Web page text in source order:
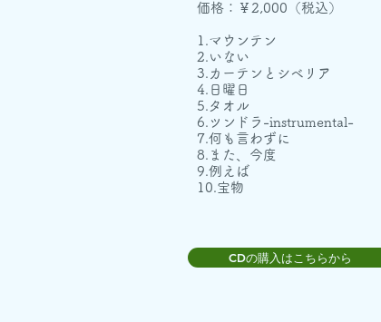
価格：￥2,000（税込）
1.マウンテン
2.いない
3.カーテンとシベリア
4.日曜日
5.タオル
6.ツンドラ-instrumental-
7.何も言わずに
8.また、今度
9.例えば
10.宝物
CDの購入はこちらから